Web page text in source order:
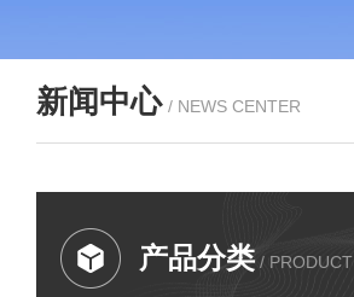
新闻中心 / NEWS CENTER
产品分类 / PRODUCT